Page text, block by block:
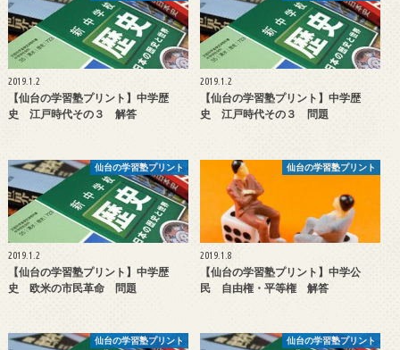
2019.1.2
【仙台の学習塾プリント】中学歴
史 江戸時代その３ 解答
2019.1.2
【仙台の学習塾プリント】中学歴
史 江戸時代その３ 問題
仙台の学習塾プリント
2019.1.2
【仙台の学習塾プリント】中学歴
史 欧米の市民革命 問題
仙台の学習塾プリント
2019.1.8
【仙台の学習塾プリント】中学公
民 自由権・平等権 解答
仙台の学習塾プリント 仙台の学習塾プリント